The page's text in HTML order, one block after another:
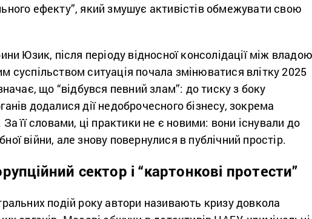
ефекту”, який змушує активістів обмежувати свою
Юзик, після періоду відносної консолідації між
суспільством ситуація почала змінюватися влітку 2025
що “відбувся певний злам”: до тиску з боку
додалися дії недоброчесного бізнесу, зокрема
За її словами, ці практики не є новими: вони існували до
війни, але знову повернулися в публічний простір.
сектор і “картонкові протести”
подій року автори називають кризу довкола